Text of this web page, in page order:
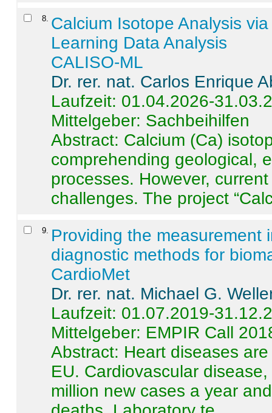
8 Calcium Isotope Analysis
Learning Data Analysis
CALISO-ML
Dr. rer. nat. Carlos Enrique
Laufzeit: 01.04.2026-
Mittelgeber: Sachbeihilfen
Abstract: Calcium (Ca)
comprehending geological,
processes. However,
challenges. The project
9
Providing the measurement
diagnostic methods for
CardioMet
Dr. rer. nat. Michael G.
Laufzeit: 01.07.2019-
Mittelgeber: EMPIR Call
Abstract: Heart diseases
EU. Cardiovascular
million new cases a year